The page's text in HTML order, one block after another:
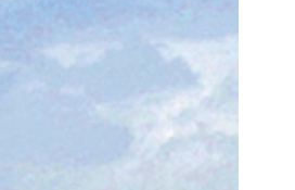
دقیق با کنترل سرعت اتوماتیک 🎯
ثبت سفارش!